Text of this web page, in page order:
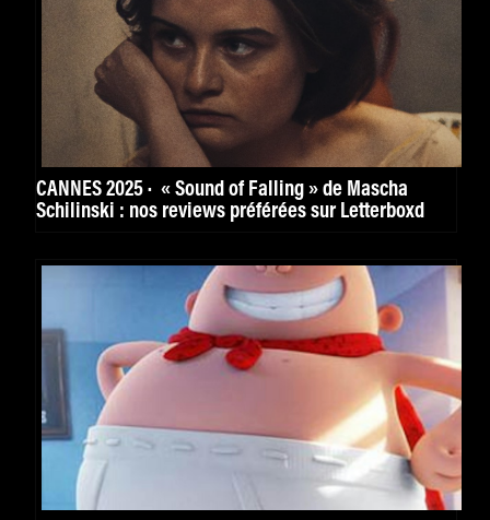
CANNES 2025 · « Sound of Falling » de Mascha
Schilinski : nos reviews préférées sur Letterboxd